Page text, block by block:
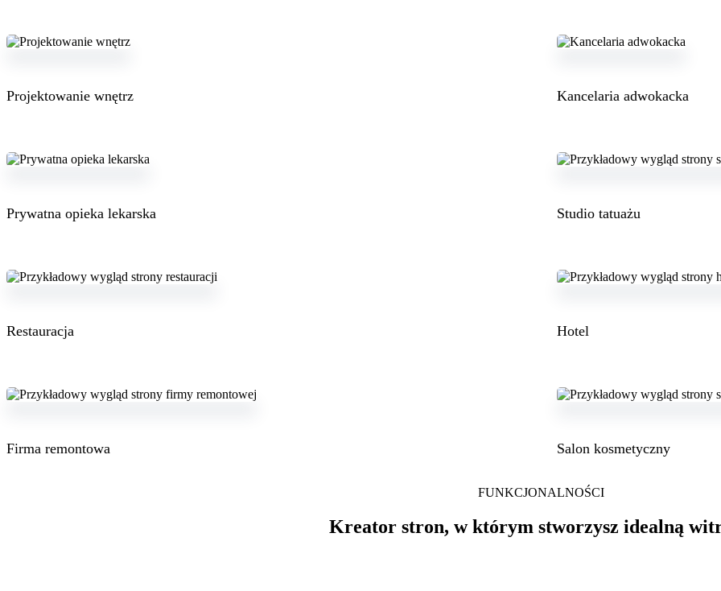
Projektowanie wnętrz Kancelaria adwokacka
Prywatna opieka lekarska Studio tatuażu
Restauracja Hotel
Firma remontowa Salon kosmetyczny
FUNKCJONALNOŚCI
Kreator stron, w którym stworzysz idealną